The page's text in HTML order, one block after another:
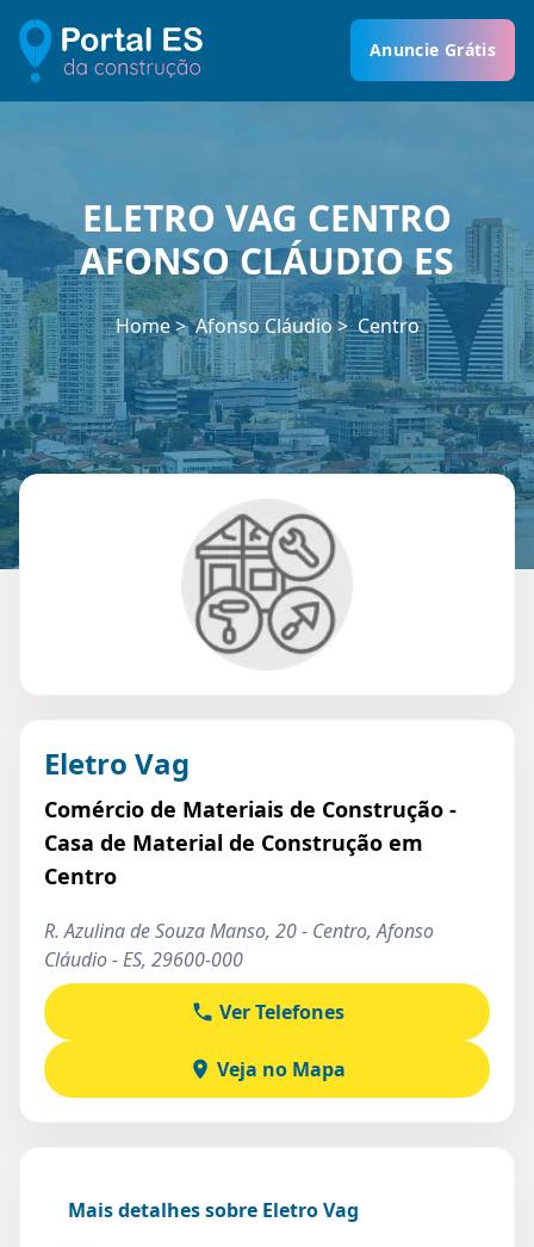
Anuncie Grátis
ELETRO VAG CENTRO
AFONSO CLÁUDIO ES
Home Afonso Cláudio Centro
Eletro Vag
Comércio de Materiais de Construção -
Casa de Material de Construção em
Centro
R. Azulina de Souza Manso, 20 - Centro, Afonso
Cláudio - ES, 29600-000
Ver Telefones
Veja no Mapa
Mais detalhes sobre Eletro Vag